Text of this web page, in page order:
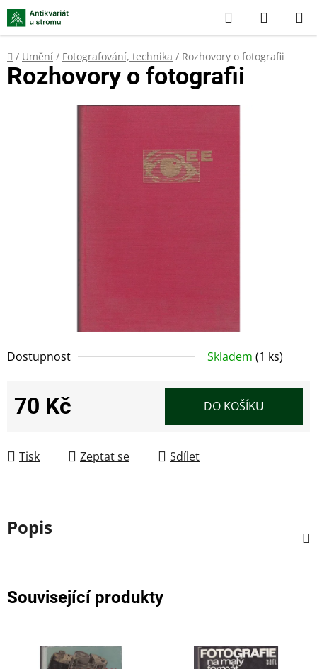
Přejít
na
obsah
Hledat
KOŠÍK
Domů
/ Umění / Fotografování, technika / Rozhovory o fotografii
Dostupnost Skladem (1 ks)
70 Kč DO KOŠÍKU
Tisk Zeptat se Sdílet
Rozhovory o fotografii
Popis
Související produkty